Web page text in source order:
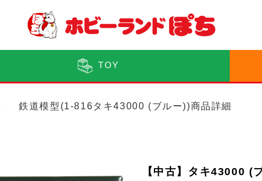
TOY
鉄道模型(1-816タキ43000 (ブルー))商品詳細
【中古】タキ43000 (